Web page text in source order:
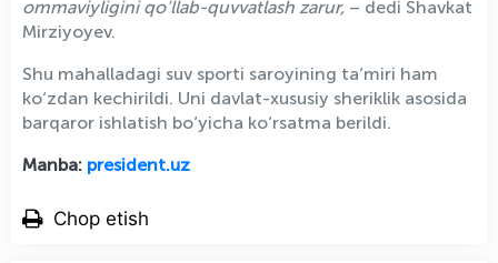
ommaviyligini qo‘llab-quvvatlash zarur, – dedi Shavkat
Mirziyoyev.
Shu mahalladagi suv sporti saroyining ta’miri ham
ko‘zdan kechirildi. Uni davlat-xususiy sheriklik asosida
barqaror ishlatish bo‘yicha ko‘rsatma berildi.
Manba: president.uz
Chop etish